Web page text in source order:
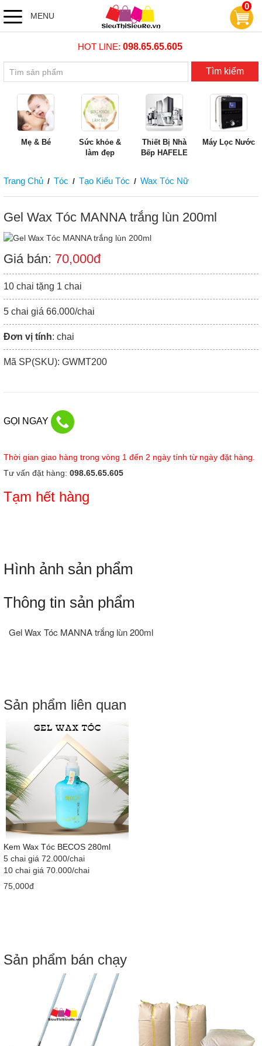
MENU
0
HOT LINE: 098.65.65.605
Tìm kiếm
Mẹ & Bé
Sức khỏe &
làm đẹp
Thiết Bị Nhà
Bếp HAFELE
Máy Lọc Nước
Trang Chủ / Tóc / Tạo Kiểu Tóc / Wax Tóc Nữ
Gel Wax Tóc MANNA trắng lùn 200ml
Giá bán: 70,000đ
10 chai tặng 1 chai
5 chai giá 66.000/chai
Đơn vị tính: chai
Mã SP(SKU): GWMT200
GỌI NGAY
Thời gian giao hàng trong vòng 1 đến 2 ngày tính từ ngày đặt hàng.
Tư vấn đặt hàng: 098.65.65.605
Tạm hết hàng
Hình ảnh sản phẩm
Thông tin sản phẩm
Gel Wax Tóc MANNA trắng lùn 200ml
Sản phẩm liên quan
Kem Wax Tóc BECOS 280ml
5 chai giá 72.000/chai
10 chai giá 70.000/chai
75,000đ
Sản phẩm bán chạy